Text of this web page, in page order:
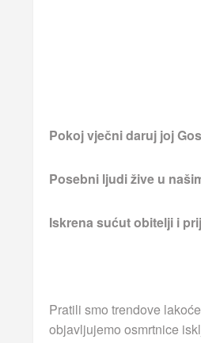
Pokoj vječni daruj joj
Posebni ljudi žive u
Iskrena sućut obitelji i
Pratili smo trendove
objavljujemo osmrtnice